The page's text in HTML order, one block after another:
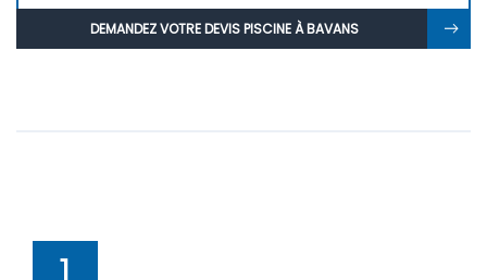
DEMANDEZ VOTRE DEVIS PISCINE À BAVANS